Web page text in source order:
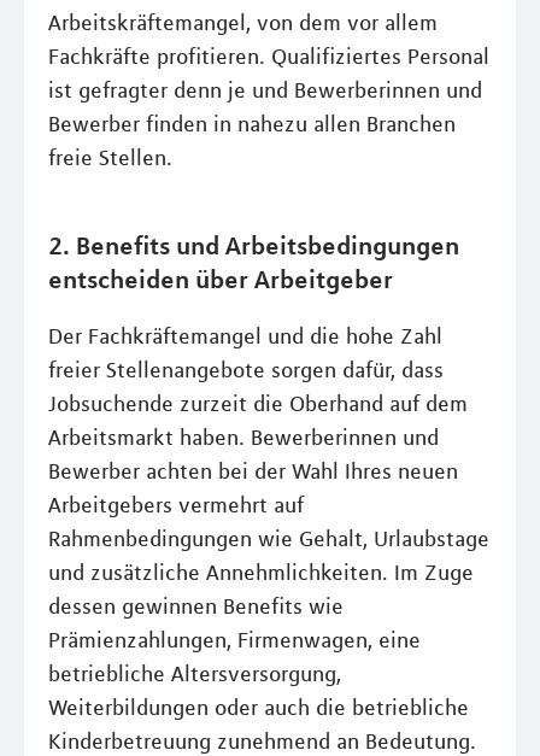
Arbeitskräftemangel, von dem vor allem
Fachkräfte profitieren. Qualifiziertes Personal
ist gefragter denn je und Bewerberinnen und
Bewerber finden in nahezu allen Branchen
freie Stellen.
2. Benefits und Arbeitsbedingungen
entscheiden über Arbeitgeber
Der Fachkräftemangel und die hohe Zahl
freier Stellenangebote sorgen dafür, dass
Jobsuchende zurzeit die Oberhand auf dem
Arbeitsmarkt haben. Bewerberinnen und
Bewerber achten bei der Wahl Ihres neuen
Arbeitgebers vermehrt auf
Rahmenbedingungen wie Gehalt, Urlaubstage
und zusätzliche Annehmlichkeiten. Im Zuge
dessen gewinnen Benefits wie
Prämienzahlungen, Firmenwagen, eine
betriebliche Altersversorgung,
Weiterbildungen oder auch die betriebliche
Kinderbetreuung zunehmend an Bedeutung.